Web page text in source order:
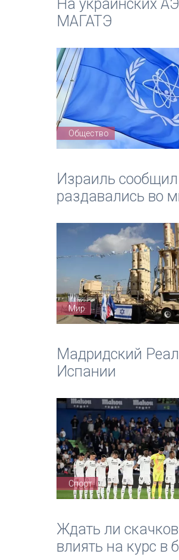
На украинских
МАГАТЭ
Общество
Израиль
раздавались во
Мир
Мадридский
Испании
Спорт
Ждать ли
влиять на курс в